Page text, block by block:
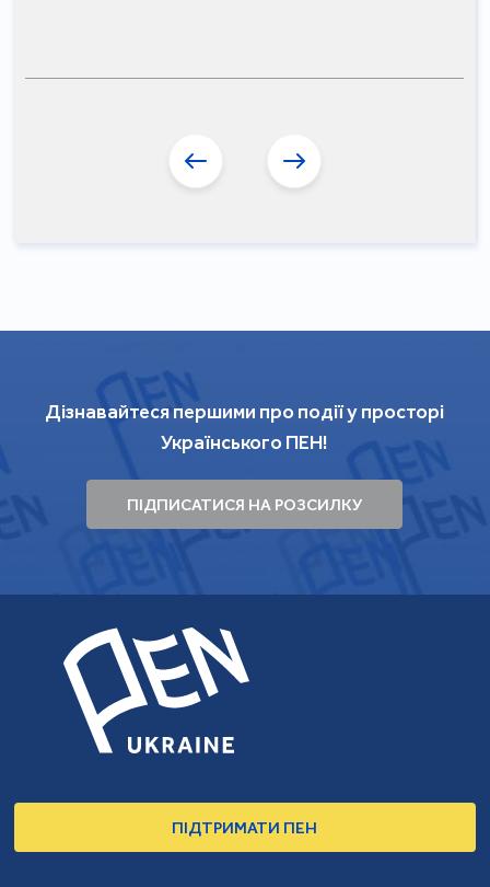
Дізнавайтеся першими про події у просторі
Українського ПЕН!
ПІДПИСАТИСЯ НА РОЗСИЛКУ
ПІДТРИМАТИ ПЕН